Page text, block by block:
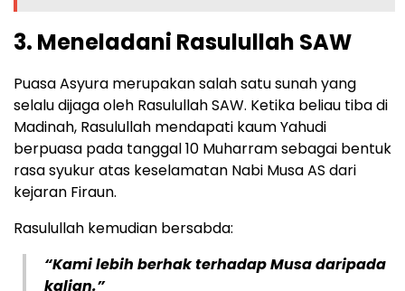
3. Meneladani Rasulullah SAW
Puasa Asyura merupakan salah satu sunah yang
selalu dijaga oleh Rasulullah SAW. Ketika beliau tiba di
Madinah, Rasulullah mendapati kaum Yahudi
berpuasa pada tanggal 10 Muharram sebagai bentuk
rasa syukur atas keselamatan Nabi Musa AS dari
kejaran Firaun.
Rasulullah kemudian bersabda:
“Kami lebih berhak terhadap Musa daripada
kalian.”